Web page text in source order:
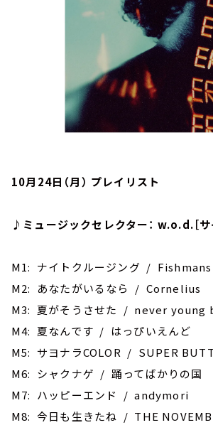
10月24日（月） プレイリスト
♪ミュージックセレクター： w.o.d.［サ
M1: ナイトクルージング / Fishmans
M2: あなたがいるなら / Cornelius
M3: 夏がそうさせた / never young
M4: 夏なんです / はっぴいえんど
M5: サヨナラCOLOR / SUPER
M6: シャクナゲ / 踊ってばかりの国
M7: ハッピーエンド / andymori
M8: 今日も生きたね / THE